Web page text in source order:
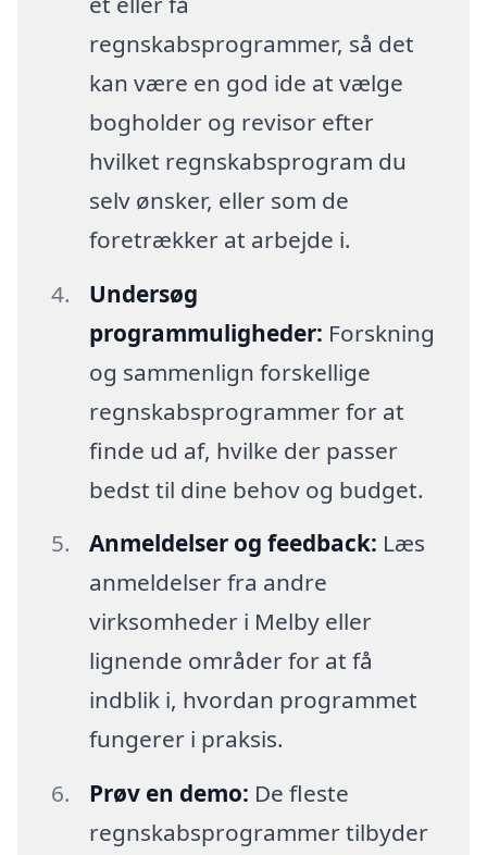
regnskabsprogrammer, så det
kan være en god ide at vælge
bogholder og revisor efter
hvilket regnskabsprogram du
selv ønsker, eller som de
foretrækker at arbejde i.
Undersøg
programmuligheder: Forskning
og sammenlign forskellige
regnskabsprogrammer for at
finde ud af, hvilke der passer
bedst til dine behov og budget.
Anmeldelser og feedback: Læs
anmeldelser fra andre
virksomheder i Melby eller
lignende områder for at få
indblik i, hvordan programmet
fungerer i praksis.
Prøv en demo: De fleste
regnskabsprogrammer tilbyder